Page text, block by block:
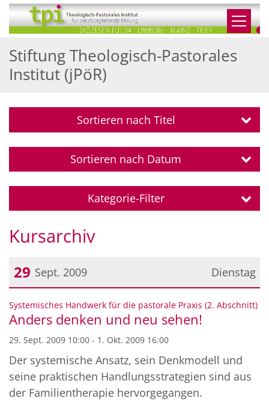
Zum Inhalt springen
Stiftung Theologisch-Pastorales
Institut (jPöR)
Sortieren nach Titel
Sortieren nach Datum
Kategorie-Filter
Kursarchiv
Dienstag
29 Sept. 2009
Datum: 29. September 2009
Systemisches Handwerk für die pastorale Praxis (2. Abschnitt):
Anders denken und neu sehen!
29. Sept. 2009 10:00 - 1. Okt. 2009 16:00
Der systemische Ansatz, sein Denkmodell und
seine praktischen Handlungsstrategien sind aus
der Familientherapie hervorgegangen.